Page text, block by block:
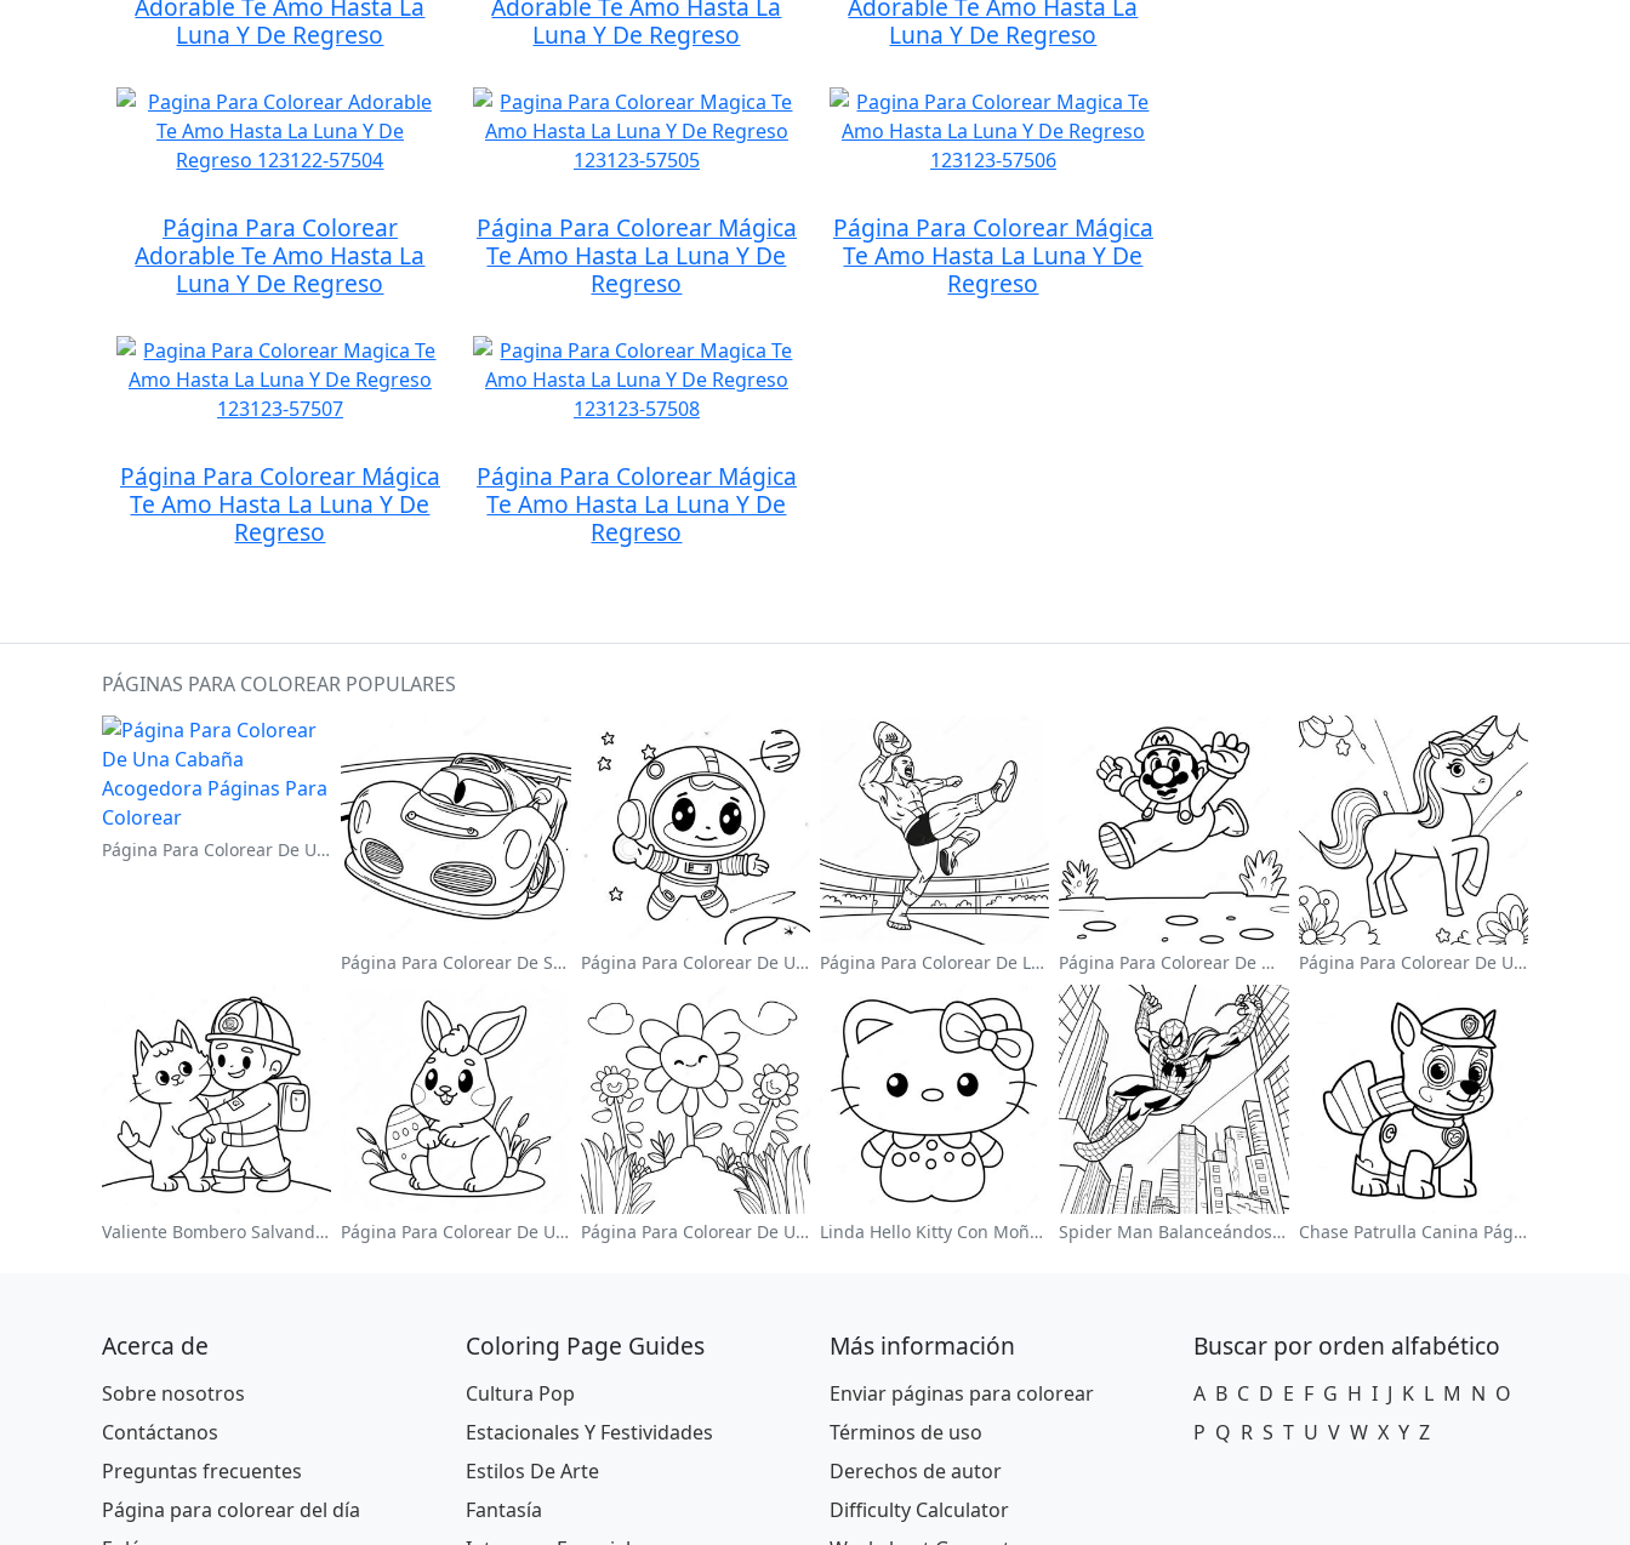
Luna Y De Regreso
Luna Y De Regreso
Luna Y De Regreso
Página Para Colorear
Adorable Te Amo Hasta La
Luna Y De Regreso
Página Para Colorear Mágica
Te Amo Hasta La Luna Y De
Regreso
Página Para Colorear Mágica
Te Amo Hasta La Luna Y De
Regreso
Página Para Colorear Mágica
Te Amo Hasta La Luna Y De
Regreso
Página Para Colorear Mágica
Te Amo Hasta La Luna Y De
Regreso
PÁGINAS PARA COLOREAR POPULARES
Página Para Colorear De Una Cabaña Acogedora
Página Para Colorear De Sonic El Velocista Página Para Colorear De Un Astronauta Lindo Flotando En El Espacio Página Para Colorear De Luchador De Wwe Saltando Sobre Oponente Página Para Colorear De Mario Saltando Sobre Goombas Página Para Colorear De Un Unicornio Mágico En Un Arcoíris
Valiente Bombero Salvando Un Gato Para Colorear Página Para Colorear De Un Lindo Conejo De Pascua Página Para Colorear De Un Jardín De Flores Coloridas Linda Hello Kitty Con Moño Para Colorear Spider Man Balanceándose Por La Ciudad Para Colorear Chase Patrulla Canina Página Para Colorear
Acerca de
Sobre nosotros
Contáctanos
Preguntas frecuentes
Página para colorear del día
Coloring Page Guides
Cultura Pop
Estacionales Y Festividades
Estilos De Arte
Fantasía
Más información
Enviar páginas para colorear
Términos de uso
Derechos de autor
Difficulty Calculator
Buscar por orden alfabético
A B C D E F G H I J K L M N O
P Q R S T U V W X Y Z